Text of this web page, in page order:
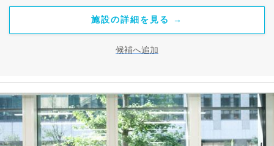
施設の詳細を見る →
候補へ追加